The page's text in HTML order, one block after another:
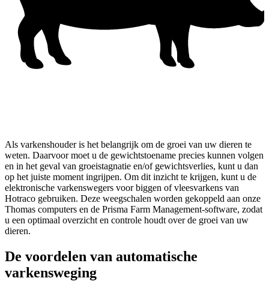
Als varkenshouder is het belangrijk om de groei van uw dieren te
weten. Daarvoor moet u de gewichtstoename precies kunnen volgen
en in het geval van groeistagnatie en/of gewichtsverlies, kunt u dan
op het juiste moment ingrijpen. Om dit inzicht te krijgen, kunt u de
elektronische varkenswegers voor biggen of vleesvarkens van
Hotraco gebruiken. Deze weegschalen worden gekoppeld aan onze
Thomas computers en de Prisma Farm Management-software, zodat
u een optimaal overzicht en controle houdt over de groei van uw
dieren.
De voordelen van automatische
varkensweging